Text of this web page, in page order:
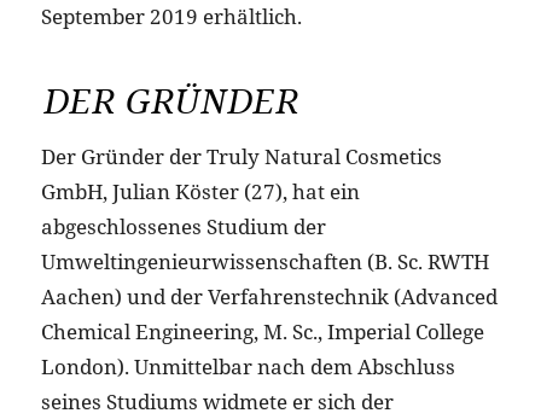
September 2019 erhältlich.
DER GRÜNDER
Der Gründer der Truly Natural Cosmetics
GmbH, Julian Köster (27), hat ein
abgeschlossenes Studium der
Umweltingenieurwissenschaften (B. Sc. RWTH
Aachen) und der Verfahrenstechnik (Advanced
Chemical Engineering, M. Sc., Imperial College
London). Unmittelbar nach dem Abschluss
seines Studiums widmete er sich der